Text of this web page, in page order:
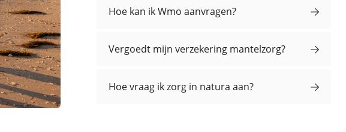
Hoe kan ik Wmo aanvragen?
Vergoedt mijn verzekering mantelzorg?
Hoe vraag ik zorg in natura aan?